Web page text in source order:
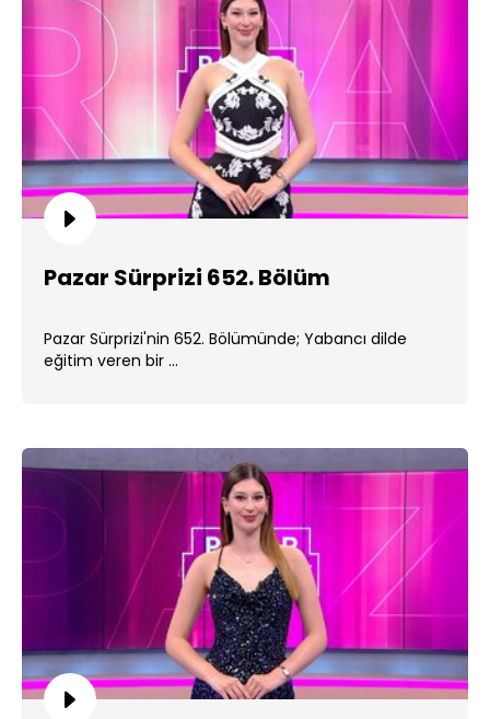
Pazar Sürprizi 652. Bölüm
Pazar Sürprizi'nin 652. Bölümünde; Yabancı dilde
eğitim veren bir ...